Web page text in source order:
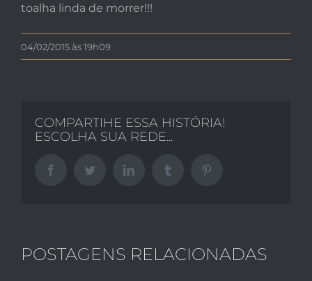
toalha linda de morrer!!!
04/02/2015 às 19h09
COMPARTIHE ESSA HISTÓRIA!
ESCOLHA SUA REDE...
Facebook Twitter LinkedIn Tumblr
POSTAGENS RELACIONADAS